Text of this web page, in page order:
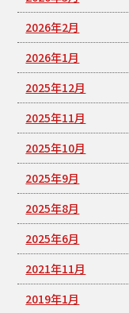
2026年2月
2026年1月
2025年12月
2025年11月
2025年10月
2025年9月
2025年8月
2025年6月
2021年11月
2019年1月